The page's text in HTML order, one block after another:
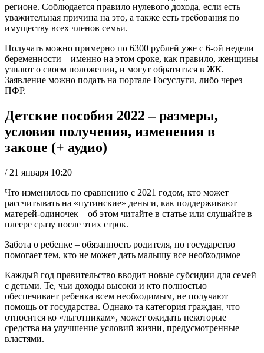
регионе. Соблюдается правило нулевого дохода, если есть
уважительная причина на это, а также есть требования по
имуществу всех членов семьи.
Получать можно примерно по 6300 рублей уже с 6-ой недели
беременности – именно на этом сроке, как правило, женщины
узнают о своем положении, и могут обратиться в ЖК.
Заявление можно подать на портале Госуслуги, либо через
ПФР.
Детские пособия 2022 – размеры,
условия получения, изменения в
законе (+ аудио)
/ 21 января 10:20
Что изменилось по сравнению с 2021 годом, кто может
рассчитывать на «путинские» деньги, как поддерживают
матерей-одиночек – об этом читайте в статье или слушайте в
плеере сразу после этих строк.
Забота о ребенке – обязанность родителя, но государство
помогает тем, кто не может дать малышу все необходимое
Каждый год правительство вводит новые субсидии для семей
с детьми. Те, чьи доходы высоки и кто полностью
обеспечивает ребенка всем необходимым, не получают
помощь от государства. Однако та категория граждан, что
относится ко «льготникам», может ожидать некоторые
средства на улучшение условий жизни, предусмотренные
властями.